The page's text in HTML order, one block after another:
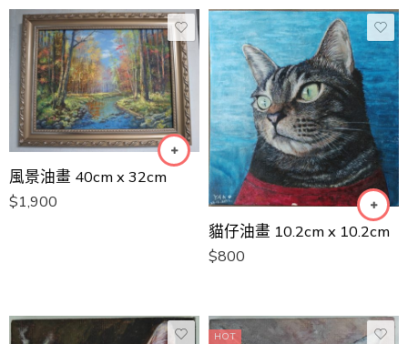
風景油畫 40cm x 32cm
$1,900
貓仔油畫 10.2cm x 10.2cm
$800
HOT